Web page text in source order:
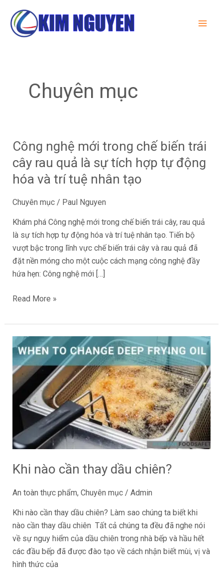
content
Chuyên mục
Công nghệ mới trong chế biến trái
cây rau quả là sự tích hợp tự động
hóa và trí tuệ nhân tạo
Chuyên mục/ Paul Nguyen
Khám phá Công nghệ mới trong chế biến trái cây, rau quả
là sự tích hợp tự động hóa và trí tuệ nhân tạo. Tiến bộ
vượt bậc trong lĩnh vực chế biến trái cây và rau quả đã
đặt nền móng cho một cuộc cách mạng công nghệ đầy
hứa hẹn: Công nghệ mới […]
Công
nghệ
mới
trong
biến
trái
cây
rau
quả
là
tích
tự
động
hóa
và
trí
tuệ
nhân
Read More »
Khi nào cần thay dầu chiên?
An toàn thực phẩm, Chuyên mục/ Admin
Khi nào cần thay dầu chiên? Làm sao chúng ta biết khi
nào cần thay dầu chiên Tất cả chúng ta đều đã nghe nói
về sự nguy hiểm của dầu chiên trong nhà bếp và hầu hết
các đầu bếp đã được đào tạo về cách nhận biết mùi, vị và
hình thức của
Khi
nào
cần
thay
dầu
chiên?
pagination